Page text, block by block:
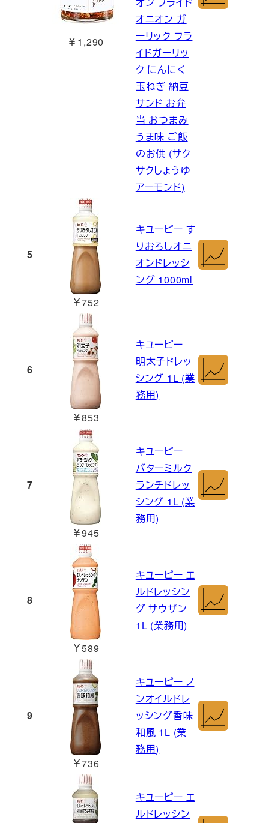
￥1,290
オニオン ガ
ーリック フラ
イドガーリッ
ク にんにく
玉ねぎ 納豆
サンド お弁
当 おつまみ
うま味 ご飯
のお供 (サク
サクしょうゆ
アーモンド)
5
￥752
キユーピー す
りおろしオニ
オンドレッシ
ング 1000ml
6
￥853
キユーピー
明太子ドレッ
シング 1L (業
務用)
7
￥945
キユーピー
バターミルク
ランチドレッ
シング 1L (業
務用)
8
￥589
キユーピー エ
ルドレッシン
グ サウザン
1L (業務用)
9
￥736
キユーピー ノ
ンオイルドレ
ッシング香味
和風 1L (業
務用)
キユーピー エ
ルドレッシン